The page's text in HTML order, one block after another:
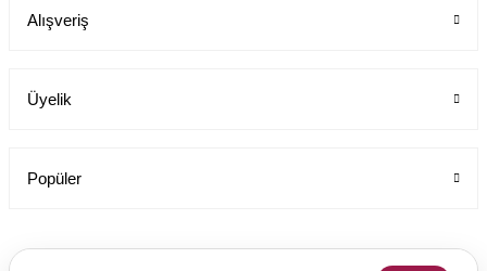
Alışveriş
Üyelik
Popüler